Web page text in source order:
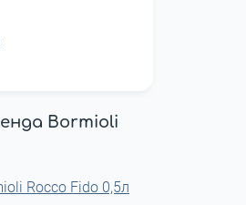
Bormioli
Rocco Fido 0,5л